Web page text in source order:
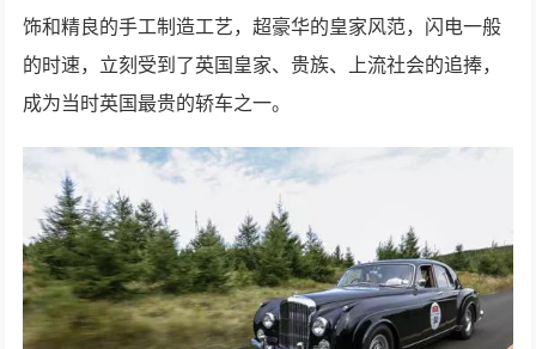
饰和精良的手工制造工艺，超豪华的皇家风范，闪电一般
的时速，立刻受到了英国皇家、贵族、上流社会的追捧，
成为当时英国最贵的轿车之一。